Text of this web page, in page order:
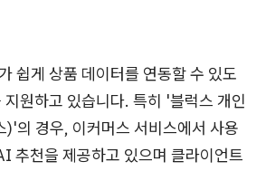
쉽게 상품 데이터를 연동할 수 있도
원하고 있습니다. 특히 '블럭스 개인
)'의 경우, 이커머스 서비스에서 사용
추천을 제공하고 있으며 클라이언트